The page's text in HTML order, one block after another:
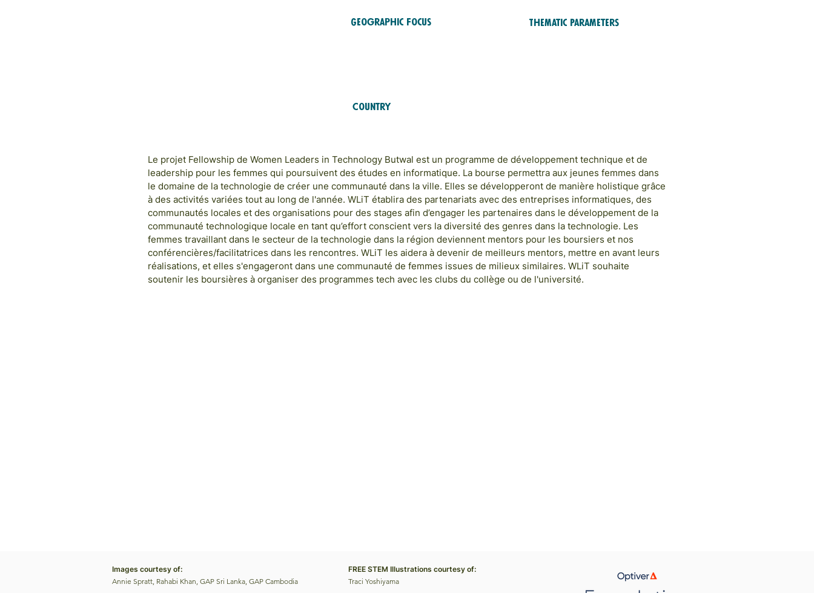
Geographic Focus
Thematic Parameters
Country
Le projet Fellowship de Women Leaders in Technology Butwal est un programme de développement technique et de
leadership pour les femmes qui poursuivent des études en informatique. La bourse permettra aux jeunes femmes dans
le domaine de la technologie de créer une communauté dans la ville. Elles se développeront de manière holistique grâce
à des activités variées tout au long de l'année. WLiT établira des partenariats avec des entreprises informatiques, des
communautés locales et des organisations pour des stages afin d’engager les partenaires dans le développement de la
communauté technologique locale en tant qu’effort conscient vers la diversité des genres dans la technologie. Les
femmes travaillant dans le secteur de la technologie dans la région deviennent mentors pour les boursiers et nos
conférencières/facilitatrices dans les rencontres. WLiT les aidera à devenir de meilleurs mentors, mettre en avant leurs
réalisations, et elles s'engageront dans une communauté de femmes issues de milieux similaires. WLiT souhaite
soutenir les boursières à organiser des programmes tech avec les clubs du collège ou de l'université.
Images courtesy of:
Annie Spratt, Rahabi Khan, GAP Sri Lanka, GAP Cambodia
FREE STEM Illustrations courtesy of:
Traci Yoshiyama